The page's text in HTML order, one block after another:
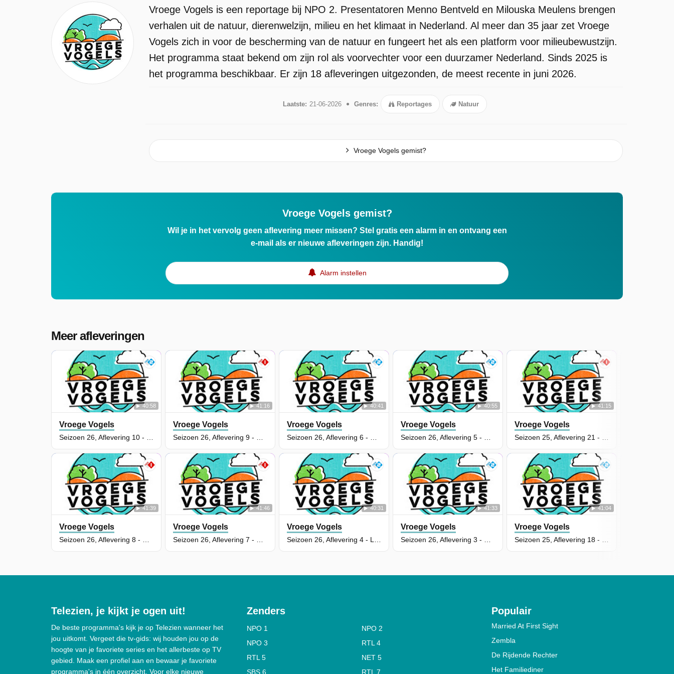
Vroege Vogels is een reportage bij NPO 2. Presentatoren Menno Bentveld en Milouska Meulens brengen
verhalen uit de natuur, dierenwelzijn, milieu en het klimaat in Nederland. Al meer dan 35 jaar zet Vroege
Vogels zich in voor de bescherming van de natuur en fungeert het als een platform voor milieubewustzijn.
Het programma staat bekend om zijn rol als voorvechter voor een duurzamer Nederland. Sinds 2025 is
het programma beschikbaar. Er zijn 18 afleveringen uitgezonden, de meest recente in juni 2026.
Laatste: 21-06-2026 Genres: Reportages Natuur
Vroege Vogels gemist?
Vroege Vogels gemist?
Wil je in het vervolg geen aflevering meer missen? Stel gratis een alarm in en ontvang een
e-mail als er nieuwe afleveringen zijn. Handig!
Alarm instellen
Meer afleveringen
40:58
Vroege Vogels
41:16
Vroege Vogels
41:39
Vroege Vogels
41:46
Vroege Vogels
40:41
Vroege Vogels
40:55
Vroege Vogels
40:31
Vroege Vogels
41:33
Vroege Vogels
41:15
Vroege Vogels
41:04
Vroege Vogels
Telezien, je kijkt je ogen uit!
De beste programma's kijk je op Telezien wanneer het
jou uitkomt. Vergeet die tv-gids: wij houden jou op de
hoogte van je favoriete series en het allerbeste op TV
gebied. Maak een profiel aan en bewaar je favoriete
programma's in één overzicht. Voor elke nieuwe
Zenders
NPO 1
NPO 2
NPO 3
RTL 4
RTL 5
NET 5
SBS 6
RTL 7
Populair
Married At First Sight
Zembla
De Rijdende Rechter
Het Familiediner